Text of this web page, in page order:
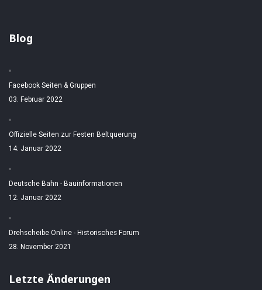
Blog
Facebook Seiten & Gruppen
03. Februar 2022
Offizielle Seiten zur Festen Beltquerung
14. Januar 2022
Deutsche Bahn - Bauinformationen
12. Januar 2022
Drehscheibe Online - Historisches Forum
28. November 2021
Letzte Änderungen